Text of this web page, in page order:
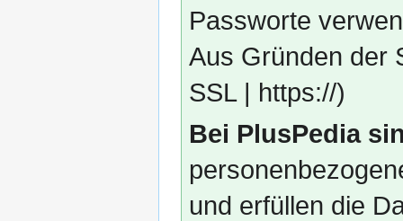
Passworte
Aus Gründen der
SSL | https://)
Bei PlusPedia
und erfüllen die